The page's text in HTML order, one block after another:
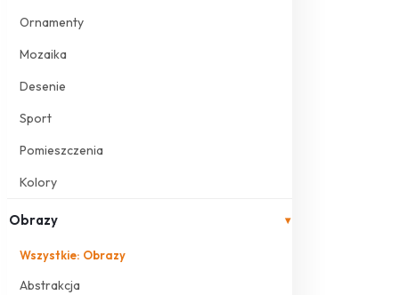
Ornamenty
Mozaika
Desenie
Sport
Pomieszczenia
Kolory
Obrazy ▾
Wszystkie: Obrazy
Abstrakcja